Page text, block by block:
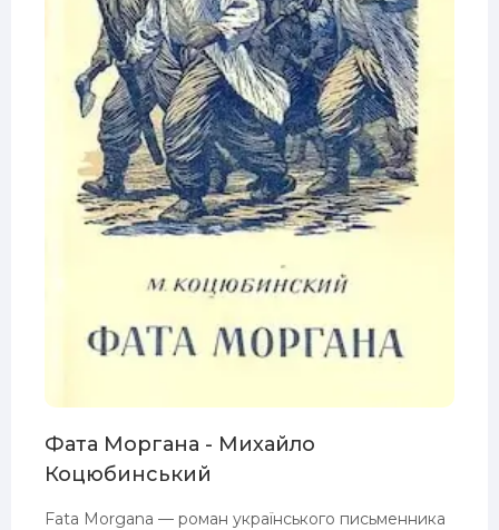
Фата Моргана - Михайло
Коцюбинський
Fata Morgana — роман українського письменника